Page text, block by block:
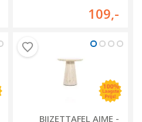
109,-
BIJZETTAFEL AIME -